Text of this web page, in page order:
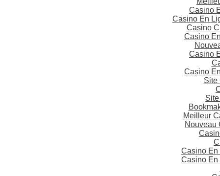
Casino
Casino En
Casino
Casino
Casino
Casino
Site
Meilleur
Nouveau
Casino En
Casino En